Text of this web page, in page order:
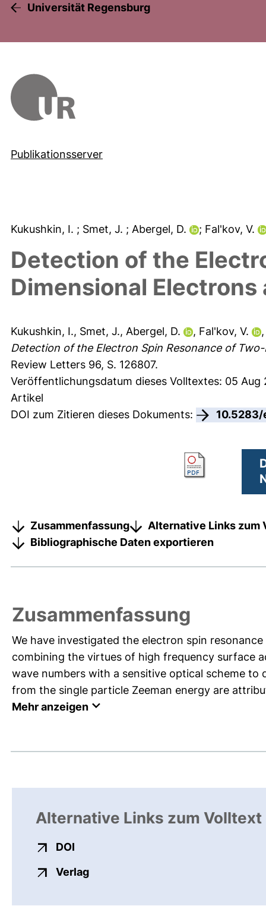
Universität Regensburg
Publikationsserver
Kukushkin, I. ; Smet, J. ; Abergel, D. ; Fal'kov, V.
Detection of the
Dimensional
Kukushkin, I., Smet, J., Abergel, D. , Fal'kov, V.
Detection of the Electron Spin Resonance of
Review Letters 96, S. 126807.
Veröffentlichungsdatum dieses Volltextes: 05 Aug
Artikel
DOI zum Zitieren dieses Dokuments:
10.5283/
Zusammenfassung
Alternative Links zum
Bibliographische Daten exportieren
Zusammenfassung
We have investigated the electron spin
combining the virtues of high frequency surface
wave numbers with a sensitive optical scheme
from the single particle Zeeman energy are
Mehr anzeigen
Alternative Links zum Volltext
DOI
Verlagexterner Link, öffnet neues